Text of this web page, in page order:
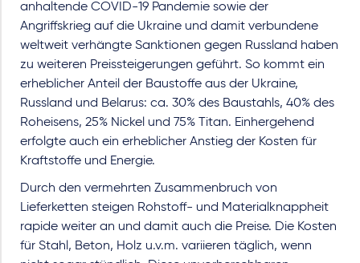
anhaltende COVID-19 Pandemie sowie der
Angriffskrieg auf die Ukraine und damit verbundene
weltweit verhängte Sanktionen gegen Russland haben
zu weiteren Preissteigerungen geführt. So kommt ein
erheblicher Anteil der Baustoffe aus der Ukraine,
Russland und Belarus: ca. 30% des Baustahls, 40% des
Roheisens, 25% Nickel und 75% Titan. Einhergehend
erfolgte auch ein erheblicher Anstieg der Kosten für
Kraftstoffe und Energie.
Durch den vermehrten Zusammenbruch von
Lieferketten steigen Rohstoff- und Materialknappheit
rapide weiter an und damit auch die Preise. Die Kosten
für Stahl, Beton, Holz u.v.m. variieren täglich, wenn